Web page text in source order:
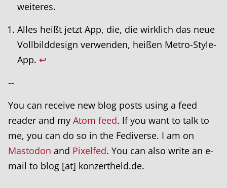
weiteres.
Alles heißt jetzt App, die, die wirklich das neue
Vollbilddesign verwenden, heißen Metro-Style-
App. ↩
--
You can receive new blog posts using a feed
reader and my Atom feed. If you want to talk to
me, you can do so in the Fediverse. I am on
Mastodon and Pixelfed. You can also write an e-
mail to blog [at] konzertheld.de.